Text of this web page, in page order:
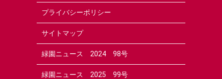
プライバシーポリシー
サイトマップ
緑園ニュース 2024 98号
緑園ニュース 2025 99号